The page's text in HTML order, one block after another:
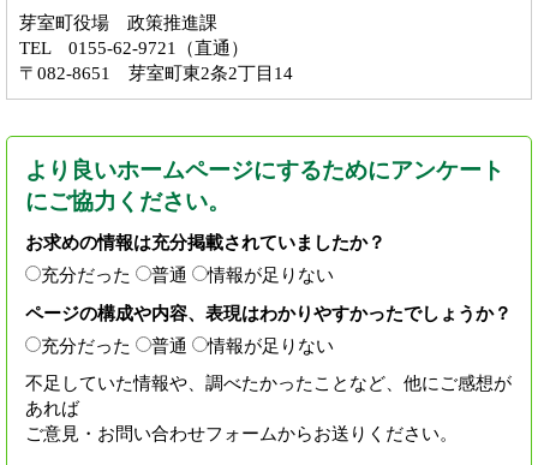
芽室町役場 政策推進課
TEL 0155-62-9721（直通）
〒082-8651 芽室町東2条2丁目14
より良いホームページにするためにアンケート
にご協力ください。
お求めの情報は充分掲載されていましたか？
充分だった
普通
情報が足りない
ページの構成や内容、表現はわかりやすかったでしょうか？
充分だった
普通
情報が足りない
不足していた情報や、調べたかったことなど、他にご感想が
あれば
ご意見・お問い合わせフォームからお送りください。